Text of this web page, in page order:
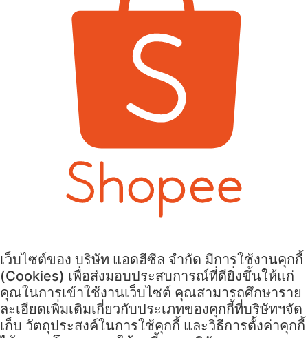
เว็บไซต์ของ บริษัท แอดฮีซีล จำกัด มีการใช้งานคุกกี้
(Cookies) เพื่อส่งมอบประสบการณ์ที่ดียิ่งขึ้นให้แก่
คุณในการเข้าใช้งานเว็บไซต์ คุณสามารถศึกษาราย
ละเอียดเพิ่มเติมเกี่ยวกับประเภทของคุกกี้ที่บริษัทฯจัด
เก็บ วัตถุประสงค์ในการใช้คุกกี้ และวิธีการตั้งค่าคุกกี้